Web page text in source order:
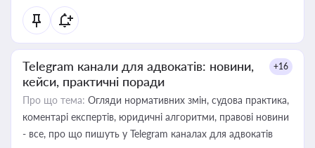
Telegram канали для адвокатів: новини,
кейси, практичні поради
+16
Про що тема: Огляди нормативних змін, судова практика,
коментарі експертів, юридичні алгоритми, правові новини
- все, про що пишуть у Telegram каналах для адвокатів